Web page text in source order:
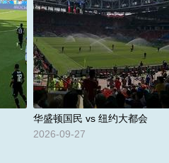
场
地点：华盛顿/国民球场
时间：2026-09-27
价格：￥0起
华盛顿国民 vs 纽约大都会
2026-09-27